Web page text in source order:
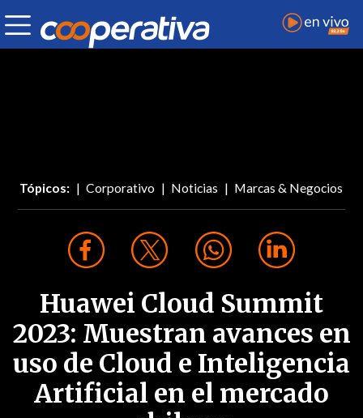
Tópicos: Corporativo Noticias Marcas & Negocios
Huawei Cloud Summit
2023: Muestran avances en
uso de Cloud e Inteligencia
Artificial en el mercado